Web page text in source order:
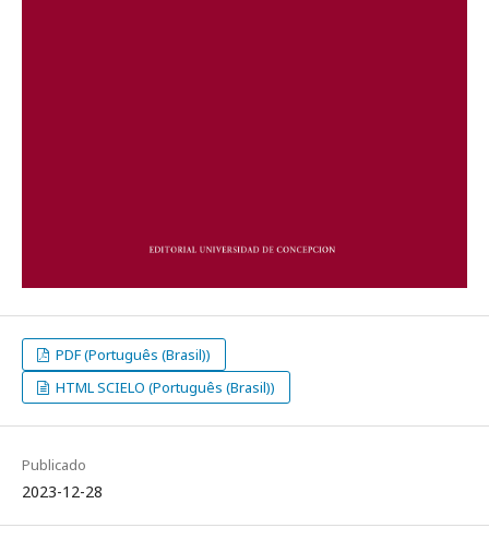
PDF (Português (Brasil))
HTML SCIELO (Português (Brasil))
Publicado
2023-12-28